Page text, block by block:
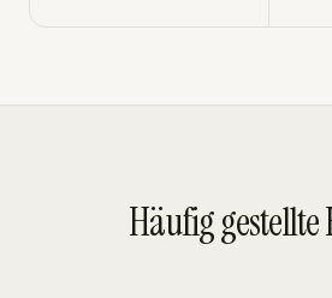
Häufig gestellte